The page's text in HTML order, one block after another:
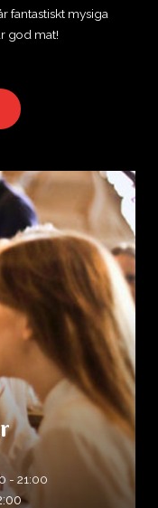
fantastiskt mysiga
god mat!
- 21:00